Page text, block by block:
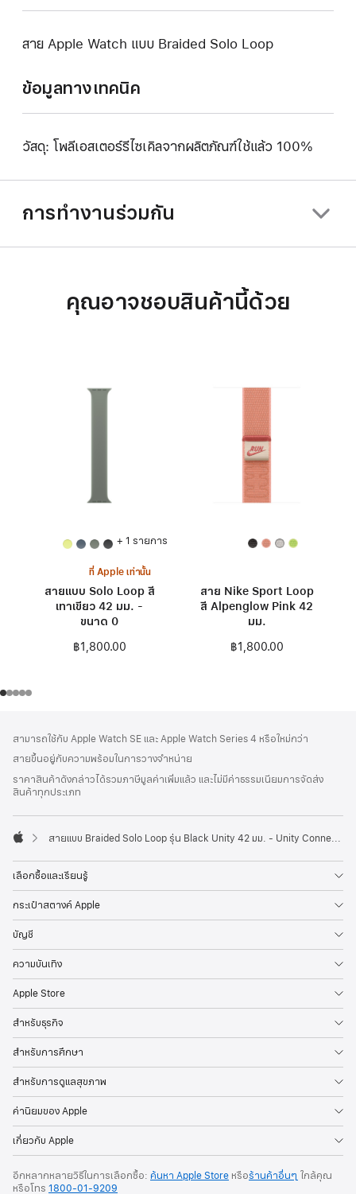
สาย Apple Watch แบบ Braided Solo Loop
ข้อมูลทางเทคนิค
วัสดุ: โพลีเอสเตอร์รีไซเคิลจากผลิตภัณฑ์ใช้แล้ว 100%
การทำงานร่วมกัน
คุณอาจชอบสินค้านี้ด้วย
+ 1 รายการ
ที่ Apple เท่านั้น
สายแบบ Solo Loop สี
เทาเขียว 42 มม. -
ขนาด 0
฿1,800.00
สาย Nike Sport Loop
สี Alpenglow Pink 42
มม.
฿1,800.00
ท้าย
กระดาษ
เชิงอรรถ
สามารถใช้กับ Apple Watch SE และ Apple Watch Series 4 หรือใหม่กว่า
สายขึ้นอยู่กับความพร้อมในการวางจำหน่าย
ราคาสินค้าดังกล่าวได้รวมภาษีมูลค่าเพิ่มแล้ว และไม่มีค่าธรรมเนียมการจัดส่ง
สินค้าทุกประเภท
สายแบบ Braided Solo Loop รุ่น Black Unity 42 มม. - Unity Connection - ขนาด 1
เลือกซื้อและเรียนรู้
กระเป๋าสตางค์ Apple
บัญชี
ความบันเทิง
Apple Store
สำหรับธุรกิจ
สำหรับการศึกษา
สำหรับการดูแลสุขภาพ
ค่านิยมของ Apple
เกี่ยวกับ Apple
อีกหลากหลายวิธีในการเลือกซื้อ: ค้นหา Apple Store หรือร้านค้าอื่นๆ ใกล้คุณ
หรือโทร 1800-01-9209